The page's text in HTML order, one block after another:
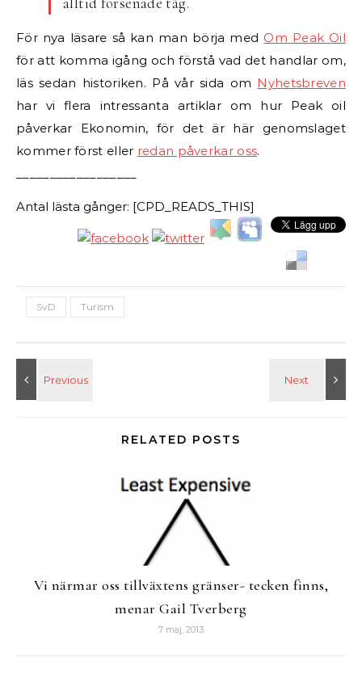
För nya läsare så kan man börja med Om Peak Oil
för att komma igång och förstå vad det handlar om,
läs sedan historiken. På vår sida om Nyhetsbreven
har vi flera intressanta artiklar om hur Peak oil
påverkar Ekonomin, för det är här genomslaget
kommer först eller redan påverkar oss.
Antal lästa gånger: [CPD_READS_THIS]
SvD Turism
RELATED POSTS
Vi närmar oss tillväxtens gränser- tecken finns,
menar Gail Tverberg
7 maj, 2013